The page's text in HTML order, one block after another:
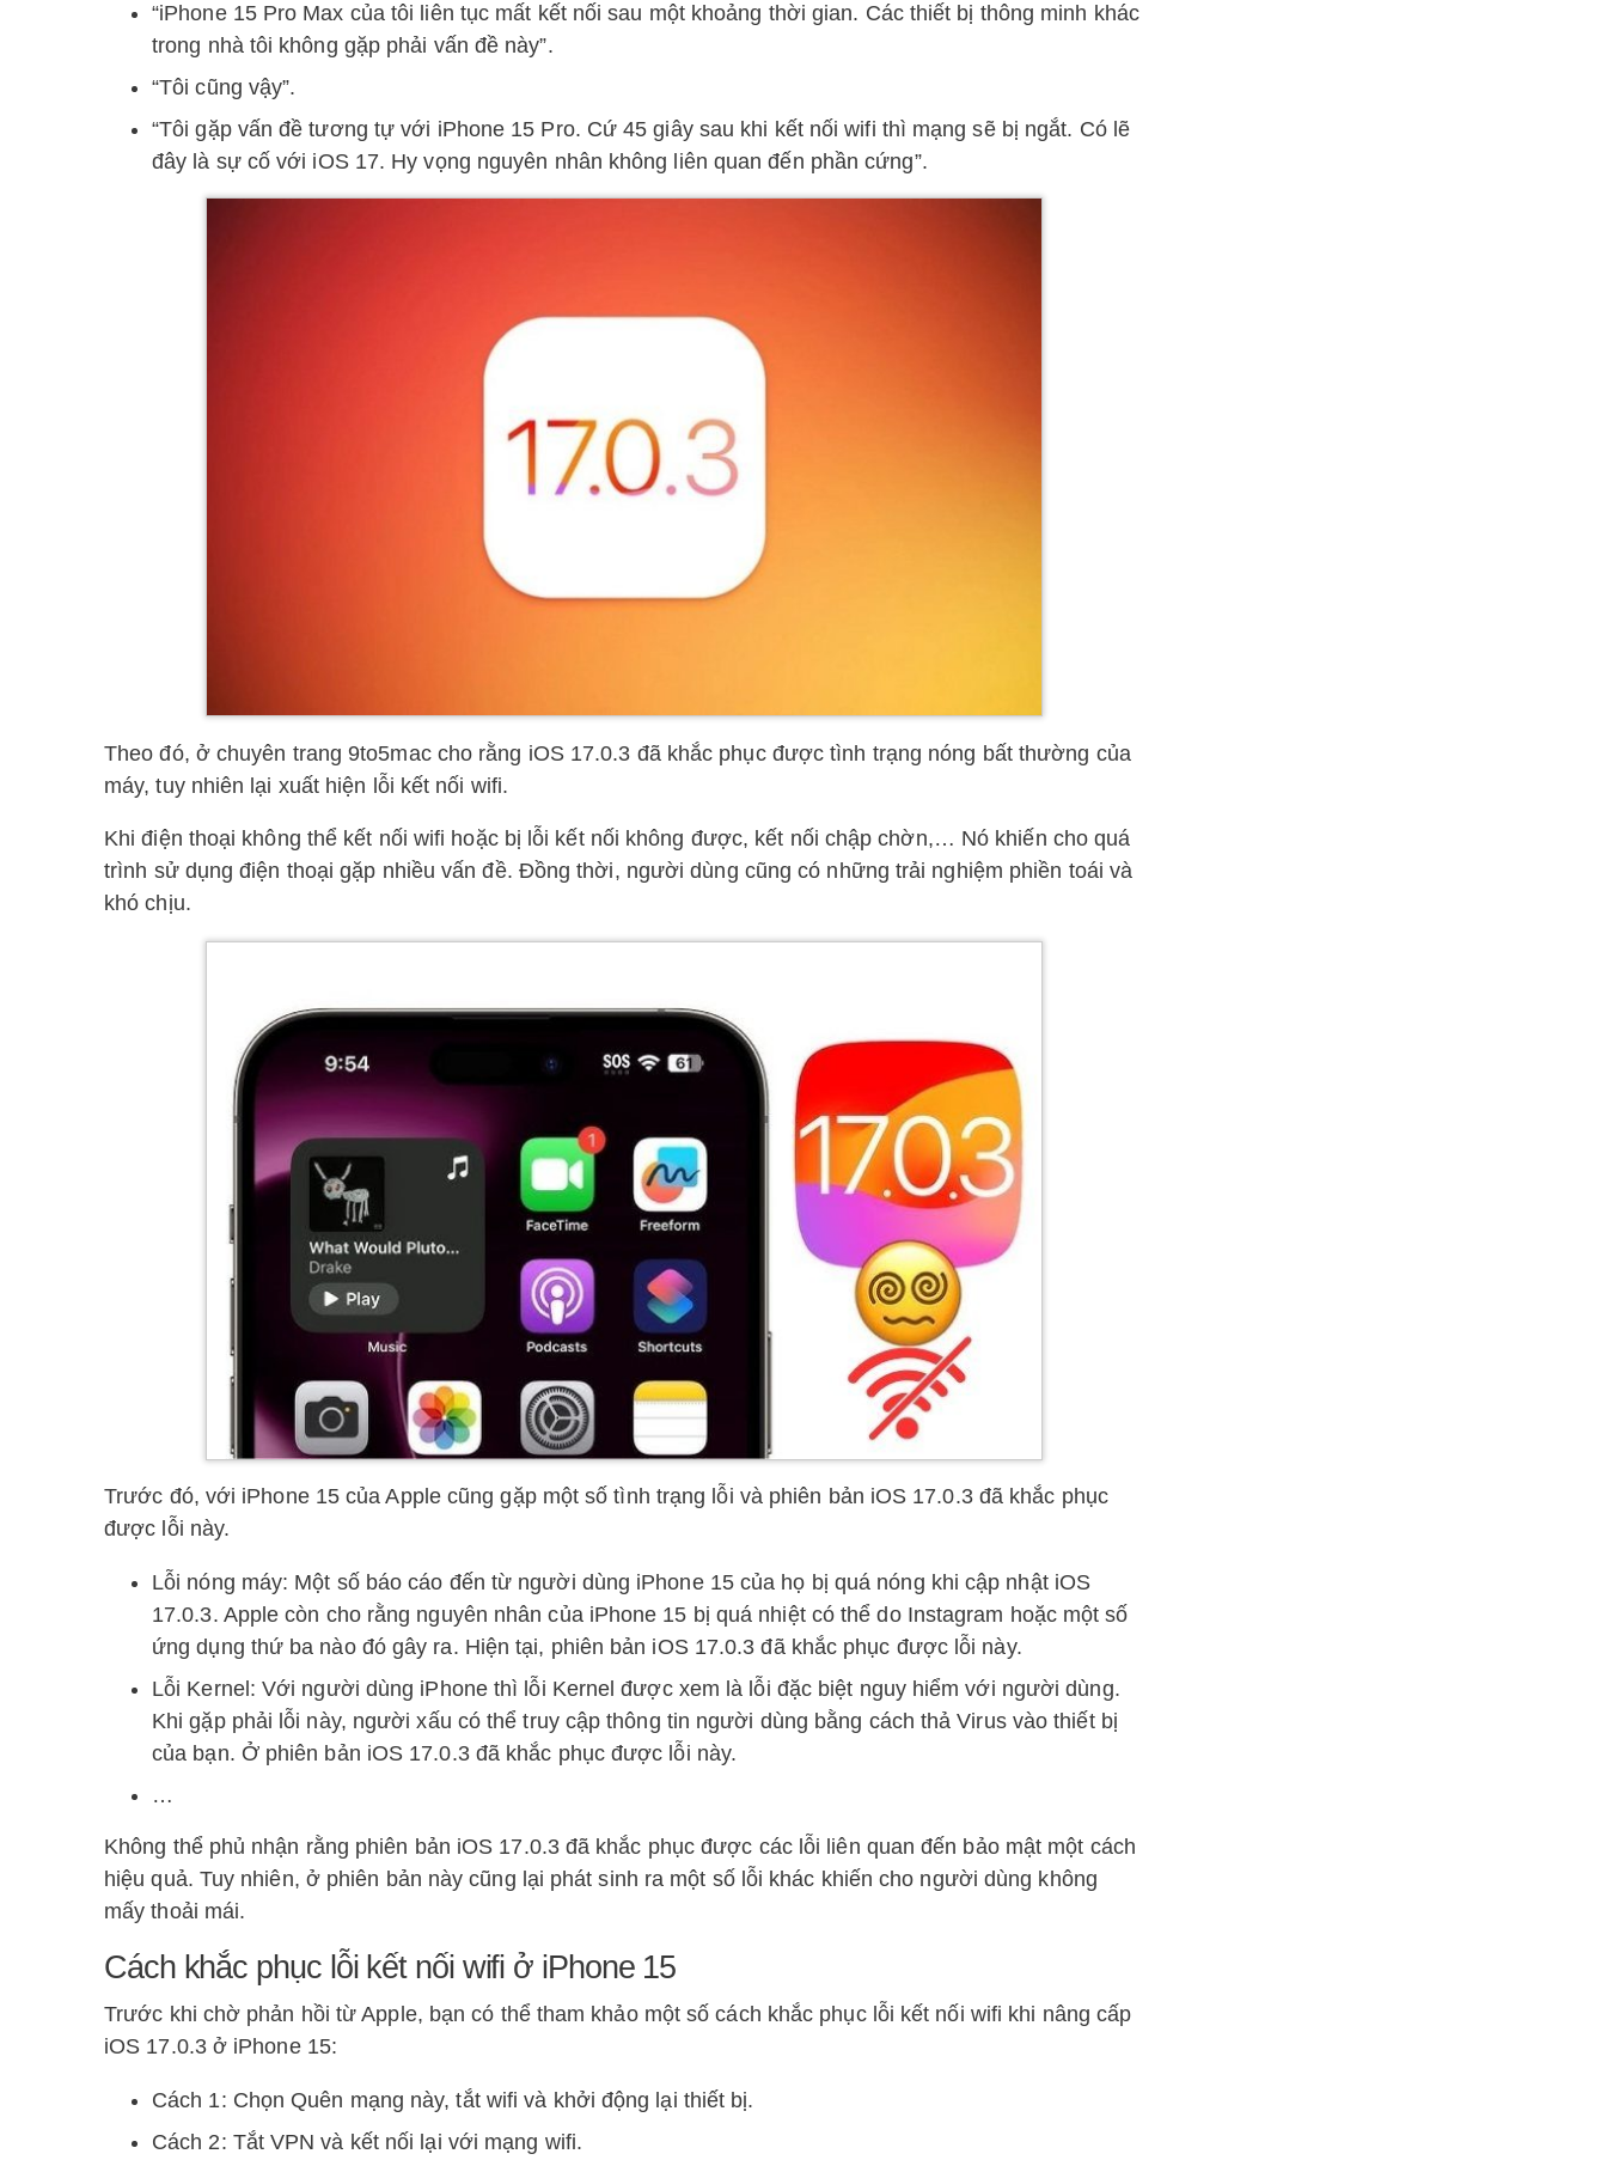
“iPhone 15 Pro Max của tôi liên tục mất kết nối sau một khoảng thời gian. Các thiết bị thông minh khác
trong nhà tôi không gặp phải vấn đề này”.
“Tôi cũng vậy”.
“Tôi gặp vấn đề tương tự với iPhone 15 Pro. Cứ 45 giây sau khi kết nối wifi thì mạng sẽ bị ngắt. Có lẽ
đây là sự cố với iOS 17. Hy vọng nguyên nhân không liên quan đến phần cứng”.
Theo đó, ở chuyên trang 9to5mac cho rằng iOS 17.0.3 đã khắc phục được tình trạng nóng bất thường của
máy, tuy nhiên lại xuất hiện lỗi kết nối wifi.
Khi điện thoại không thể kết nối wifi hoặc bị lỗi kết nối không được, kết nối chập chờn,… Nó khiến cho quá
trình sử dụng điện thoại gặp nhiều vấn đề. Đồng thời, người dùng cũng có những trải nghiệm phiền toái và
khó chịu.
Trước đó, với iPhone 15 của Apple cũng gặp một số tình trạng lỗi và phiên bản iOS 17.0.3 đã khắc phục
được lỗi này.
Lỗi nóng máy: Một số báo cáo đến từ người dùng iPhone 15 của họ bị quá nóng khi cập nhật iOS
17.0.3. Apple còn cho rằng nguyên nhân của iPhone 15 bị quá nhiệt có thể do Instagram hoặc một số
ứng dụng thứ ba nào đó gây ra. Hiện tại, phiên bản iOS 17.0.3 đã khắc phục được lỗi này.
Lỗi Kernel: Với người dùng iPhone thì lỗi Kernel được xem là lỗi đặc biệt nguy hiểm với người dùng.
Khi gặp phải lỗi này, người xấu có thể truy cập thông tin người dùng bằng cách thả Virus vào thiết bị
của bạn. Ở phiên bản iOS 17.0.3 đã khắc phục được lỗi này.
…
Không thể phủ nhận rằng phiên bản iOS 17.0.3 đã khắc phục được các lỗi liên quan đến bảo mật một cách
hiệu quả. Tuy nhiên, ở phiên bản này cũng lại phát sinh ra một số lỗi khác khiến cho người dùng không
mấy thoải mái.
Cách khắc phục lỗi kết nối wifi ở iPhone 15
Trước khi chờ phản hồi từ Apple, bạn có thể tham khảo một số cách khắc phục lỗi kết nối wifi khi nâng cấp
iOS 17.0.3 ở iPhone 15:
Cách 1: Chọn Quên mạng này, tắt wifi và khởi động lại thiết bị.
Cách 2: Tắt VPN và kết nối lại với mạng wifi.